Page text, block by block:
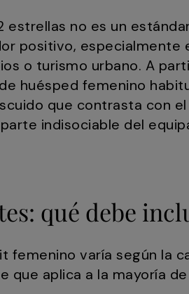
estrellas no es un
positivo,
o turismo urbano. A
huésped femenino
que contrasta con
indisociable del
qué debe
femenino varía según la
que aplica a la mayoría